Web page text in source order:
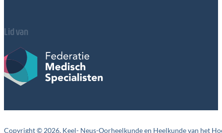
Lid van
Copyright © 2026, Keel- Neus-Oorheelkunde en Heelkunde van het